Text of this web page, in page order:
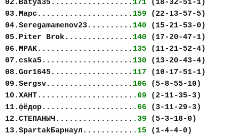
02.Batya35.................. 171 (18-32-51-1)
03.Марс..................... 159 (22-13-57-5)
04.Seregamamenov23.......... 140 (15-21-53-0)
05.Piter Brok............... 140 (17-20-47-1)
06.MPAK..................... 135 (11-21-52-4)
07.cska5.................... 130 (13-20-43-4)
08.Gor1645.................. 117 (10-17-51-1)
09.Sergsv................... 106 (5-8-55-10)
10.ХАНТ..................... .69 (2-11-35-3)
11.фёдор.................... .66 (3-11-29-3)
12.СТЕПАНЫЧ................. .39 (5-3-18-0)
13.SpartakБарнаул........... .15 (1-4-4-0)